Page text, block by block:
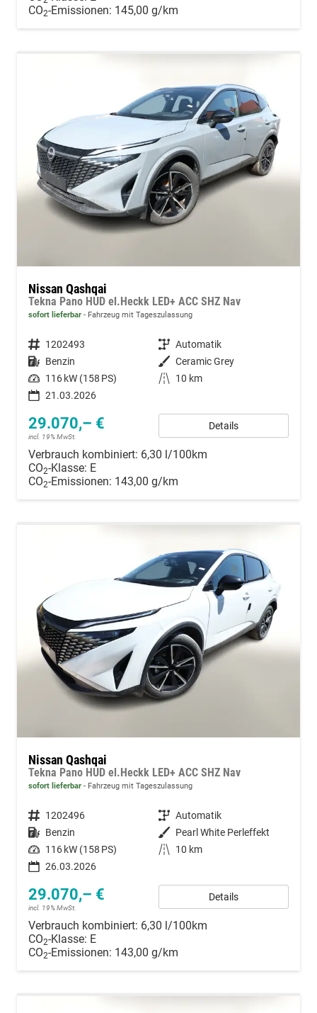
CO2-Emissionen: 145,00 g/km
Nissan Qashqai
Tekna Pano HUD el.Heckk LED+ ACC SHZ Nav
sofort lieferbar Fahrzeug mit Tageszulassung
Fahrzeugnummer 1202493 Getriebe Automatik
Kraftstoff Benzin Außenfarbe Ceramic Grey
Leistung 116 kW (158 PS) Kilometerstand
10 km
21.03.2026
29.070,– €
incl. 19% MwSt.
Details
Verbrauch kombiniert: 6,30 l/100km
CO2-Klasse: E
CO2-Emissionen: 143,00 g/km
Nissan Qashqai
Tekna Pano HUD el.Heckk LED+ ACC SHZ Nav
sofort lieferbar Fahrzeug mit Tageszulassung
Fahrzeugnummer 1202496 Getriebe Automatik
Kraftstoff Benzin Außenfarbe Pearl White Perleffekt
Leistung 116 kW (158 PS) Kilometerstand
10 km
26.03.2026
29.070,– €
incl. 19% MwSt.
Details
Verbrauch kombiniert: 6,30 l/100km
CO2-Klasse: E
CO2-Emissionen: 143,00 g/km